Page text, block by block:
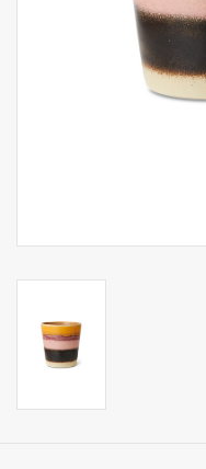
Keukenspullen
Food
Boeken